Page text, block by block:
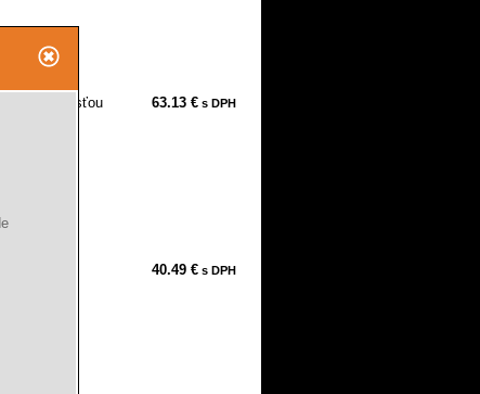
rýchlosťou
63.13 € s DPH
ASR 2025
40.49 € s DPH